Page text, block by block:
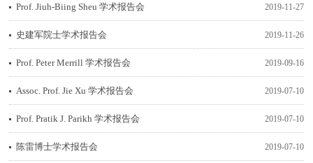
Prof. Jiuh-Biing Sheu 学术报告会 2019-11-27
史建军院士学术报告会 2019-11-26
Prof. Peter Merrill 学术报告会 2019-09-16
Assoc. Prof. Jie Xu 学术报告会 2019-07-10
Prof. Pratik J. Parikh 学术报告会 2019-07-10
陈雷博士学术报告会 2019-07-10